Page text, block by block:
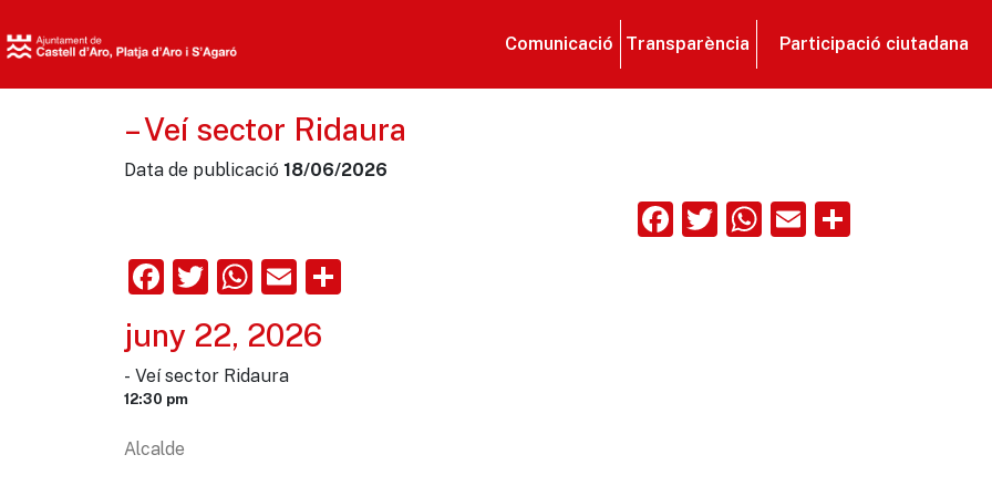
Comunicació Transparència Participació ciutadana
– Veí sector Ridaura
Data de publicació 18/06/2026
Facebook
Twitter
WhatsApp
Email
Facebook
Twitter
WhatsApp
Email
juny 22, 2026
- Veí sector Ridaura
12:30 pm
Alcalde